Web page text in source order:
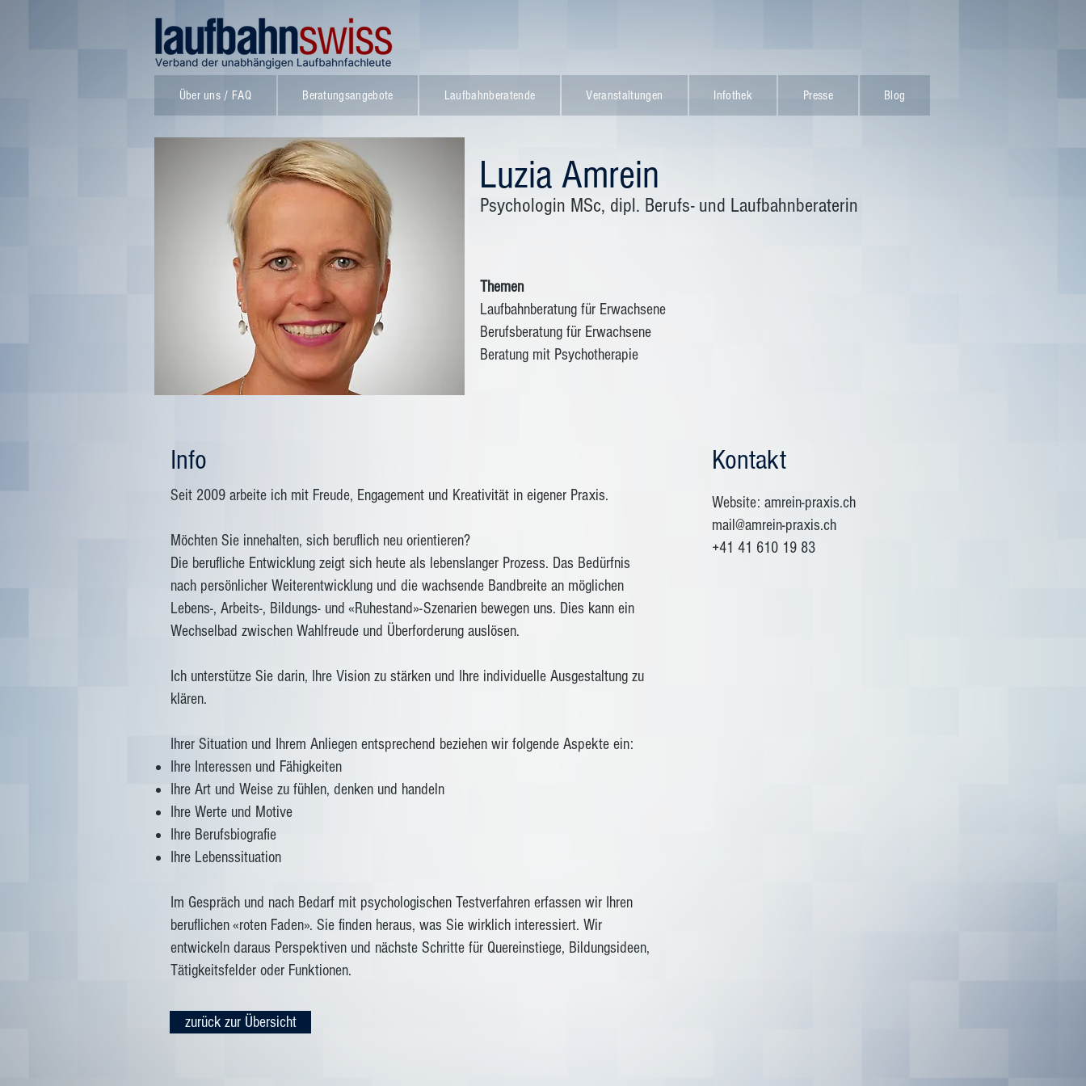
Über uns / FAQ Beratungsangebote Laufbahnberatende Veranstaltungen Infothek Presse Blog
Luzia Amrein
Psychologin MSc, dipl. Berufs- und Laufbahnberaterin
Themen
Laufbahnberatung für Erwachsene
Berufsberatung für Erwachsene
Beratung mit Psychotherapie
Info
Seit 2009 arbeite ich mit Freude, Engagement und Kreativität in eigener Praxis.
Möchten Sie innehalten, sich beruflich neu orientieren?
Die berufliche Entwicklung zeigt sich heute als lebenslanger Prozess. Das Bedürfnis
nach persönlicher Weiterentwicklung und die wachsende Bandbreite an möglichen
Lebens-, Arbeits-, Bildungs- und «Ruhestand»-Szenarien bewegen uns. Dies kann ein
Wechselbad zwischen Wahlfreude und Überforderung auslösen.
Ich unterstütze Sie darin, Ihre Vision zu stärken und Ihre individuelle Ausgestaltung zu
klären.
Ihrer Situation und Ihrem Anliegen entsprechend beziehen wir folgende Aspekte ein:
Ihre Interessen und Fähigkeiten
Ihre Art und Weise zu fühlen, denken und handeln
Ihre Werte und Motive
Ihre Berufsbiografie
Ihre Lebenssituation
Im Gespräch und nach Bedarf mit psychologischen Testverfahren erfassen wir Ihren
beruflichen «roten Faden». Sie finden heraus, was Sie wirklich interessiert. Wir
entwickeln daraus Perspektiven und nächste Schritte für Quereinstiege, Bildungsideen,
Tätigkeitsfelder oder Funktionen.
zurück zur Übersicht
Kontakt
Website: amrein-praxis.ch
mail@amrein-praxis.ch
+41 41 610 19 83